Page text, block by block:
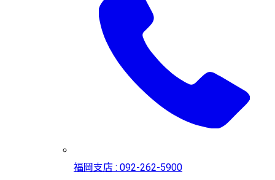
福岡支店 : 092-262-5900